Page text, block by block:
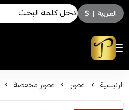
العربية |
$
توسكاني للعطور
الرئيسية عطور عطور مخفضة